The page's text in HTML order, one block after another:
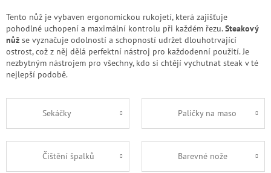
Tento nůž je vybaven ergonomickou rukojetí, která zajišťuje
pohodlné uchopení a maximální kontrolu při každém řezu.Steakový
nůž se vyznačuje odolností a schopností udržet dlouhotrvající
ostrost, což z něj dělá perfektní nástroj pro každodenní použití. Je
nezbytným nástrojem pro všechny, kdo si chtějí vychutnat steak v té
nejlepší podobě.
Sekáčky Paličky na maso
Čištění špalků Barevné nože